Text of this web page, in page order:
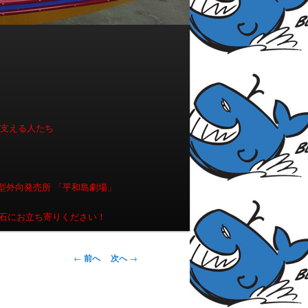
える人たち
外向発売所 「平和島劇場」
にお立ち寄りください！
投稿ナビゲー
← 前へ 次へ→